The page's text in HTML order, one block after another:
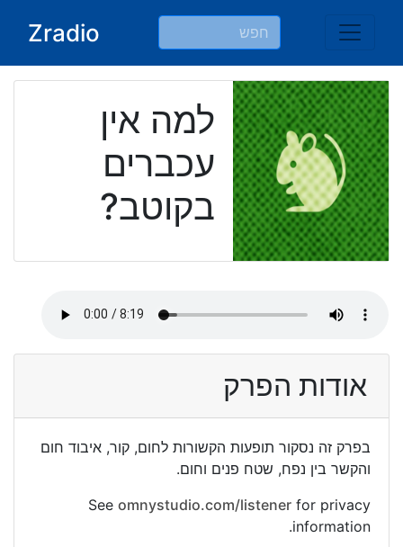
Zradio
למה אין
עכברים
בקוטב?
אודות הפרק
בפרק זה נסקור תופעות הקשורות לחום, קור, איבוד חום
והקשר בין נפח, שטח פנים וחום.
See omnystudio.com/listener for privacy
information.